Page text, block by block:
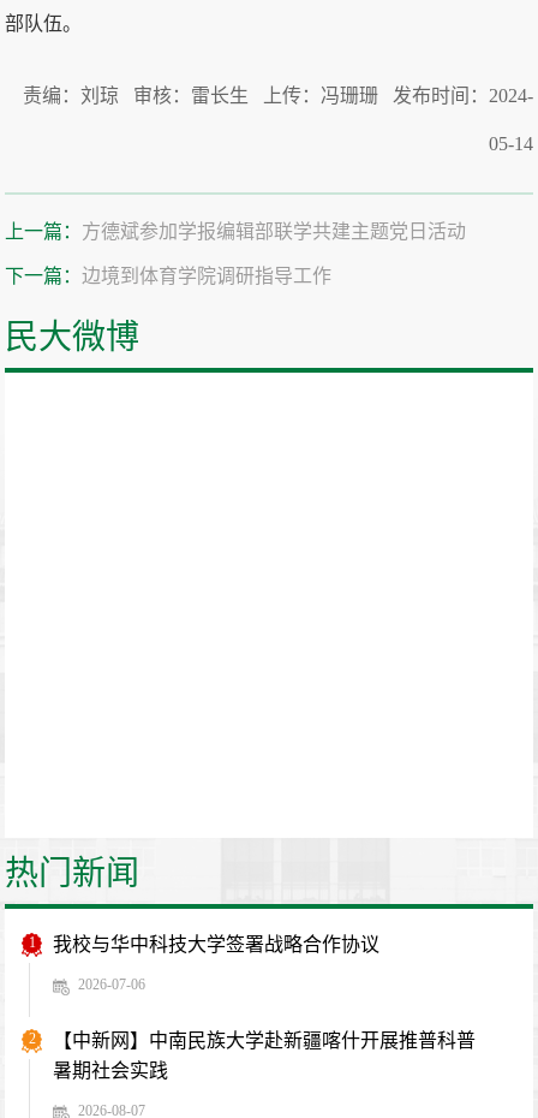
部队伍。
责编：刘琼 审核：雷长生 上传：冯珊珊 发布时间：2024-
05-14
上一篇： 方德斌参加学报编辑部联学共建主题党日活动
下一篇：边境到体育学院调研指导工作
民大微博
热门新闻
1 我校与华中科技大学签署战略合作协议
2026-07-06
2
【中新网】中南民族大学赴新疆喀什开展推普科普
暑期社会实践
2026-08-07